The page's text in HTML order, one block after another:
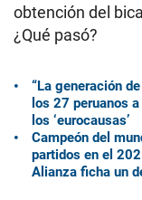
obtención del
¿Qué pasó?
“La generación
los 27 peruanos
los ‘eurocausas’
Campeón del
partidos en el
Alianza ficha un